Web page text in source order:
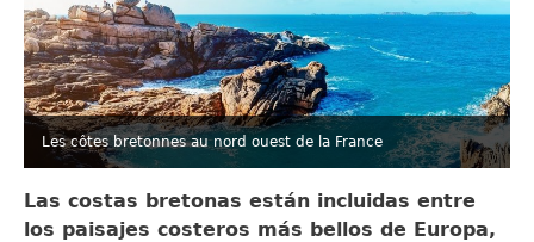
Les côtes bretonnes au nord ouest de la France
Las costas bretonas están incluidas entre
los paisajes costeros más bellos de Europa,